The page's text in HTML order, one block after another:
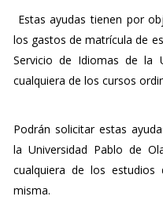
Estas ayudas tienen por
los gastos de matrícula de
Servicio de Idiomas de la
cualquiera de los cursos
Podrán solicitar estas
la Universidad Pablo de
cualquiera de los
misma.